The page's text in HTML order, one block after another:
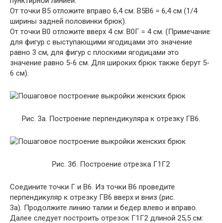
От точки В5 отложите вправо 6,4 см: В5В6 = 6,4 см (1/4
ширины задней половинки брюк).
От точки В0 отложите вверх 4 см: В0Г = 4 см. (Примечание:
для фигур с выступающими ягодицами это значение
равно 3 см, для фигур с плоскими ягодицами это
значение равно 5-6 см. Для широких брюк также берут 5-
6 см).
Рис. 3а. Построение перпендикуляра к отрезку ГВ6.
Рис. 3б. Построение отрезка Г1Г2
Соедините точки Г и В6. Из точки В6 проведите
перпендикуляр к отрезку ГВ6 вверх и вниз (рис.
3а). Продолжите линию талии и бедер влево и вправо.
Далее следует построить отрезок Г1Г2 длиной 25,5 см: